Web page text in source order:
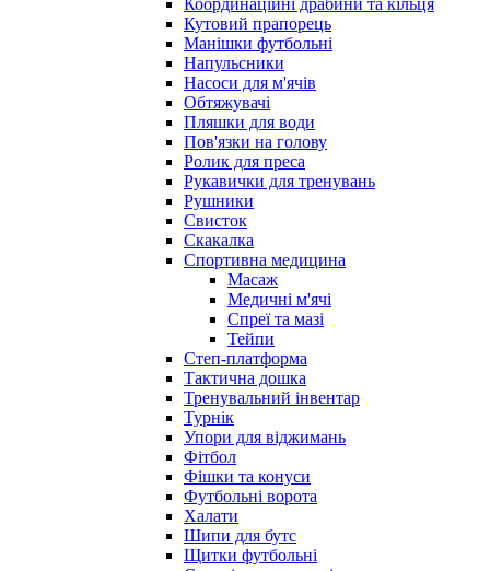
Координаційні драбини та кільця
Кутовий прапорець
Манішки футбольні
Напульсники
Насоси для м'ячів
Обтяжувачі
Пляшки для води
Пов'язки на голову
Ролик для преса
Рукавички для тренувань
Рушники
Свисток
Скакалка
Спортивна медицина
Масаж
Медичні м'ячі
Спреї та мазі
Тейпи
Степ-платформа
Тактична дошка
Тренувальний інвентар
Турнік
Упори для віджимань
Фітбол
Фішки та конуси
Футбольні ворота
Халати
Шипи для бутс
Щитки футбольні